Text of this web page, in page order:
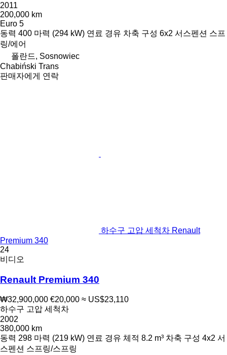
2011
200,000 km
Euro 5
동력 400 마력 (294 kW) 연료 경유 차축 구성 6x2 서스펜션 스프
링/에어
폴란드, Sosnowiec
Chabiński Trans
판매자에게 연락
하수구 고압 세척차 Renault
Premium 340
24
비디오
Renault Premium 340
₩32,900,000 €20,000 ≈ US$23,110
하수구 고압 세척차
2002
380,000 km
동력 298 마력 (219 kW) 연료 경유 체적 8.2 m³ 차축 구성 4x2 서
스펜션 스프링/스프링